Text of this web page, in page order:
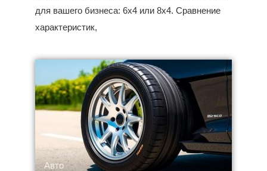
для вашего бизнеса: 6x4 или 8x4. Сравнение
характеристик,
Авто